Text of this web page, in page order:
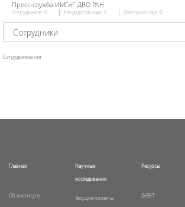
Пресс-служба ИМГиГ ДВО РАН
Сотрудников: 0 Кандидатов наук: 0 Докторов наук: 0
Сотрудников нет
Главная
Об институте
Научные
исследования
Текущие проекты
Ресурсы
SVERT